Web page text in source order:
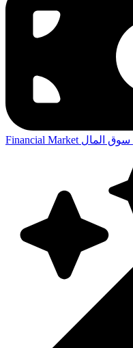
Financial Market سوق المال